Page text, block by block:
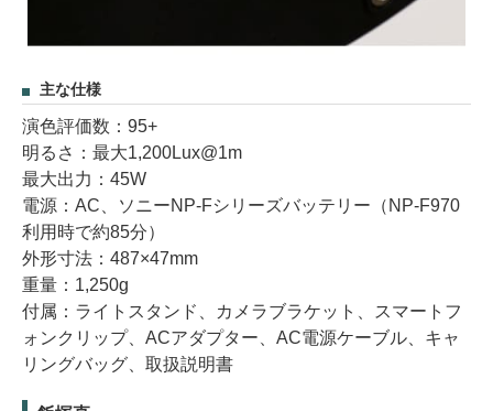
主な仕様
演色評価数：95+
明るさ：最大1,200Lux@1m
最大出力：45W
電源：AC、ソニーNP-Fシリーズバッテリー（NP-F970
利用時で約85分）
外形寸法：487×47mm
重量：1,250g
付属：ライトスタンド、カメラブラケット、スマートフ
ォンクリップ、ACアダプター、AC電源ケーブル、キャ
リングバッグ、取扱説明書